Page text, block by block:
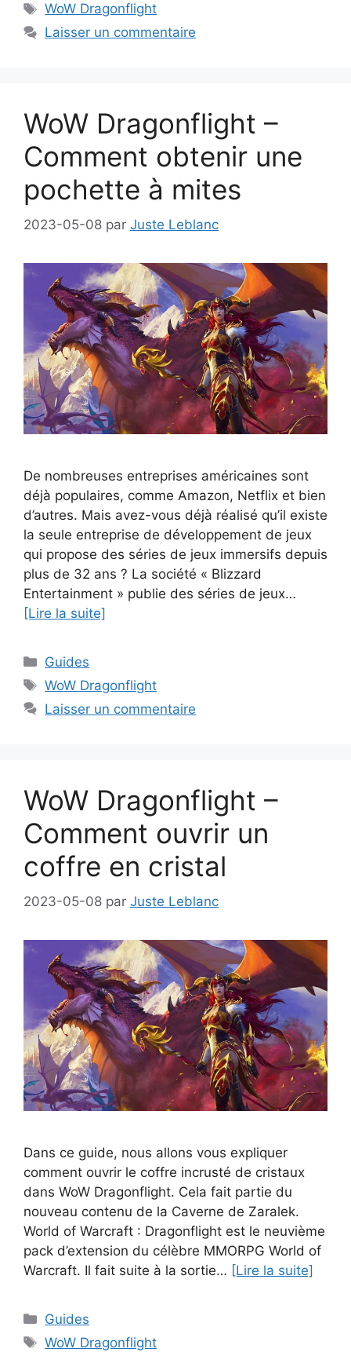
Étiquettes
WoW Dragonflight
Laisser un commentaire
WoW Dragonflight –
Comment obtenir une
pochette à mites
2023-05-08 par Juste Leblanc
De nombreuses entreprises américaines sont
déjà populaires, comme Amazon, Netflix et bien
d’autres. Mais avez-vous déjà réalisé qu’il existe
la seule entreprise de développement de jeux
qui propose des séries de jeux immersifs depuis
plus de 32 ans ? La société « Blizzard
Entertainment » publie des séries de jeux…
[Lire la suite]
Catégories
Guides
Étiquettes
WoW Dragonflight
Laisser un commentaire
WoW Dragonflight –
Comment ouvrir un
coffre en cristal
2023-05-08 par Juste Leblanc
Dans ce guide, nous allons vous expliquer
comment ouvrir le coffre incrusté de cristaux
dans WoW Dragonflight. Cela fait partie du
nouveau contenu de la Caverne de Zaralek.
World of Warcraft : Dragonflight est le neuvième
pack d’extension du célèbre MMORPG World of
Warcraft. Il fait suite à la sortie… [Lire la suite]
Catégories
Guides
Étiquettes
WoW Dragonflight